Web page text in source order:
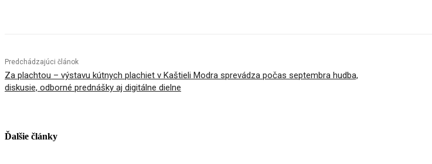
Predchádzajúci článok
Za plachtou – výstavu kútnych plachiet v Kaštieli Modra sprevádza počas septembra hudba,
diskusie, odborné prednášky aj digitálne dielne
Ďalšie články